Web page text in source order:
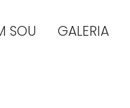
SOU GALERIA